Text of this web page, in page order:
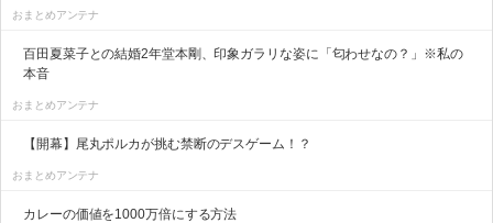
おまとめアンテナ
百田夏菜子との結婚2年堂本剛、印象ガラリな姿に「匂わせなの？」※私の
本音
おまとめアンテナ
【開幕】尾丸ポルカが挑む禁断のデスゲーム！？
おまとめアンテナ
カレーの価値を1000万倍にする方法